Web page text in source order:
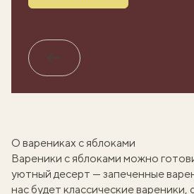
Обратно
О варениках с яблоками
Вареники с яблоками можно
уютный десерт — запеченные
нас будет классические вареники,